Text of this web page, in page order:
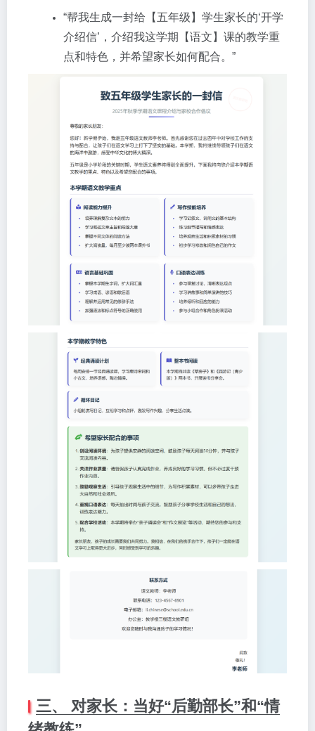
“帮我生成一封给【五年级】学生家长的‘开学
介绍信’，介绍我这学期【语文】课的教学重
点和特色，并希望家长如何配合。”
三、 对家长：当好“后勤部长”和“情